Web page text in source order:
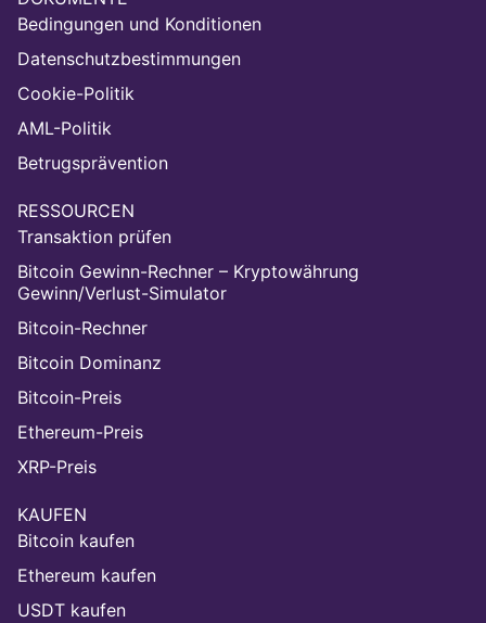
Bedingungen und Konditionen
Datenschutzbestimmungen
Cookie-Politik
AML-Politik
Betrugsprävention
RESSOURCEN
Transaktion prüfen
Bitcoin Gewinn-Rechner – Kryptowährung
Gewinn/Verlust-Simulator
Bitcoin-Rechner
Bitcoin Dominanz
Bitcoin-Preis
Ethereum-Preis
XRP-Preis
KAUFEN
Bitcoin kaufen
Ethereum kaufen
USDT kaufen